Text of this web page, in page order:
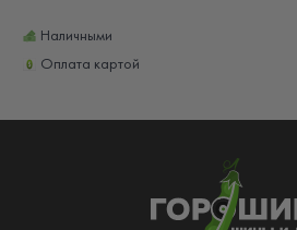
Наличными
Оплата картой